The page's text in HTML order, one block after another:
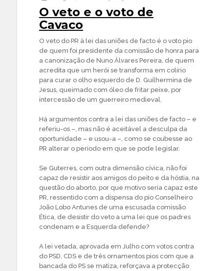
O veto e o voto de
Cavaco
O veto do PR à lei das uniões de facto é o voto pio
de quem foi presidente da comissão de honra para
a canonização de Nuno Álvares Pereira, de quem
acredita que um herói se transforma em colírio
para curar o olho esquerdo de D. Guilhermina de
Jesus, queimado com óleo de fritar peixe, por
intercessão de um guerreiro medieval.
Há argumentos contra a lei das uniões de facto – e
referiu-os –, mas não é aceitável a desculpa da
oportunidade – e usou-a –, como se coubesse ao
PR alterar o período em que se pode legislar.
Se Guterres, com outra dimensão cívica, não foi
capaz de resistir aos amigos do peito e da hóstia, na
questão do aborto, por que motivo seria capaz este
PR, ressentido com a dispensa do pio Conselheiro
João Lobo Antunes de uma escusada comissão
Ética, de desistir do veto a uma lei que os padres
condenam e a Esquerda defende?
A lei vetada, aprovada em Julho com votos contra
do PSD, CDS e de três ornamentos pios com que a
bancada do PS se matiza, reforçava a protecção